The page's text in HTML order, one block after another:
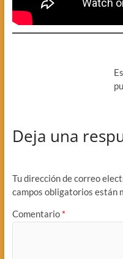
Deja una
Tu dirección de correo
campos obligatorios están
Comentario *